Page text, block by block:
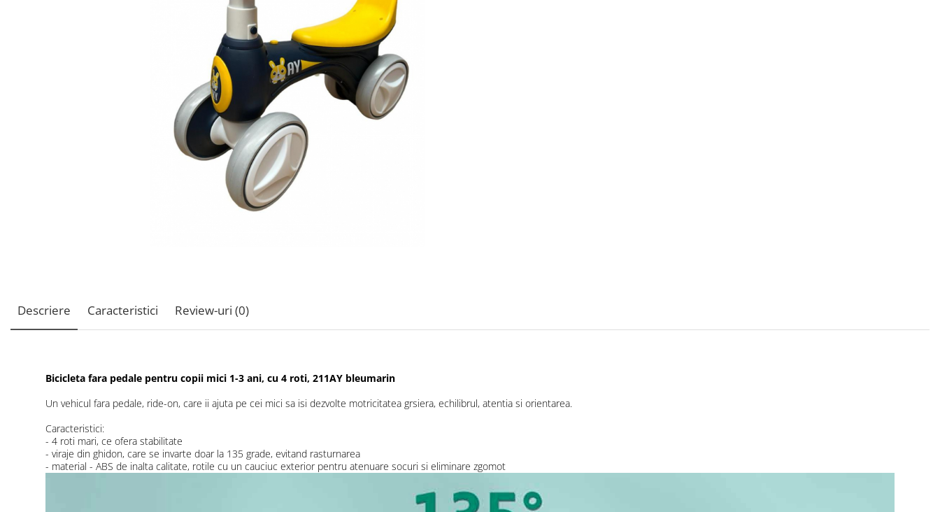
Descriere Caracteristici Review-uri (0)
Bicicleta fara pedale pentru copii mici 1-3 ani, cu 4 roti, 211AY bleumarin
Un vehicul fara pedale, ride-on, care ii ajuta pe cei mici sa isi dezvolte motricitatea grsiera, echilibrul, atentia si orientarea.
Caracteristici:
- 4 roti mari, ce ofera stabilitate
- viraje din ghidon, care se invarte doar la 135 grade, evitand rasturnarea
- material - ABS de inalta calitate, rotile cu un cauciuc exterior pentru atenuare socuri si eliminare zgomot